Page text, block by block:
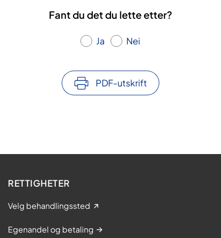
Fant du det du lette etter?
Ja Nei
PDF-utskrift
RETTIGHETER
Velg behandlingssted
Egenandel og betaling